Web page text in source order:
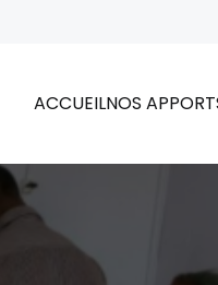
ACCUEILNOS